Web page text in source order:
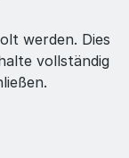
werden. Dies
vollständig